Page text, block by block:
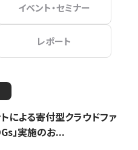
イベント・セミナー
レポート
による寄付型クラウドファ
」実施のお...